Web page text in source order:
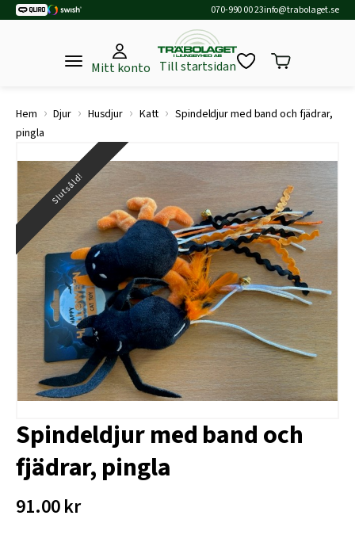
070-990 00 23info@trabolaget.se
Mitt konto Till startsidan
Hem › Djur › Husdjur › Katt › Spindeldjur med band och fjädrar,
pingla
Slutsåld!
Spindeldjur med band och
fjädrar, pingla
91.00kr